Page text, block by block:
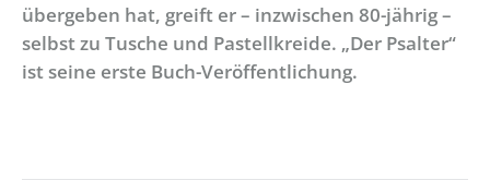
übergeben hat, greift er – inzwischen 80-jährig –
selbst zu Tusche und Pastellkreide. „Der Psalter“
ist seine erste Buch-Veröffentlichung.